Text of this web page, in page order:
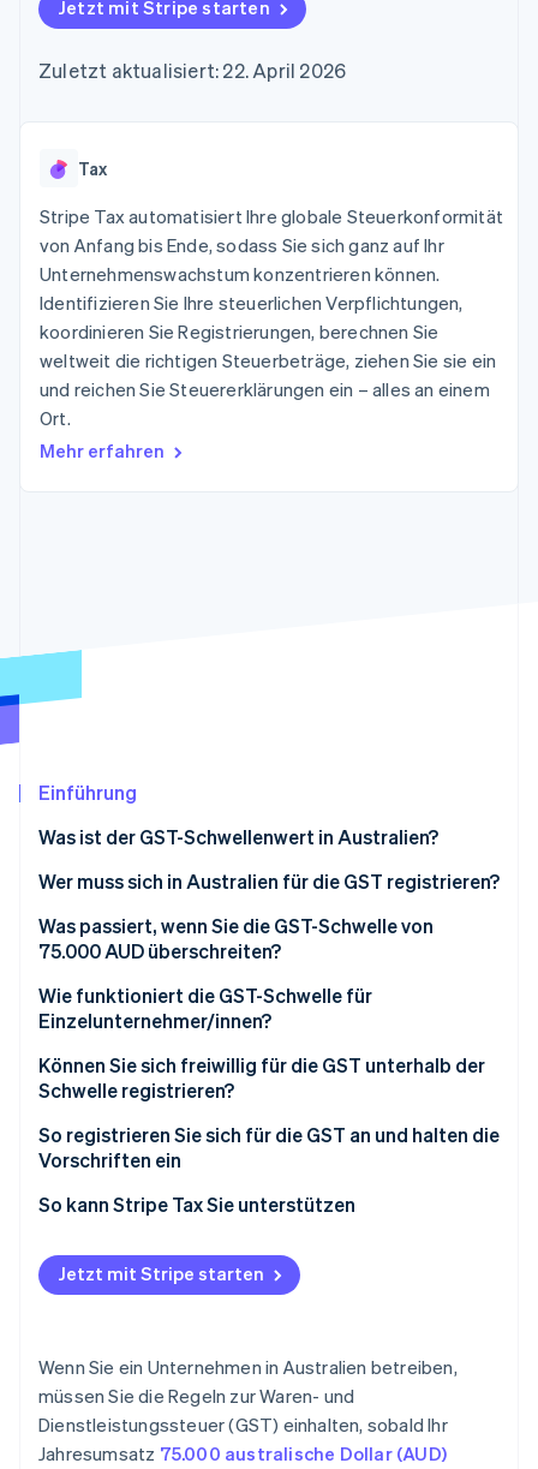
Zugriff auf mehr als
Terminal
Optimierung der
Autorisierungsraten
Link
Beschleunigter
Bezahlvorgang
Financial
Connections
Verbundene
Finanzdaten
Data Pipeline
Datensynchronisierung
Mehr
Product roadmap
Jetzt ansehen
Geldmanagement
SaaS
KI-Unternehmen
Creator Economy
Gaming
Bewirtung, Reisen und
Freizeit
Versicherungen
Medien und
Unterhaltung
Gemeinnützige
Organisationen
Öffentlicher Sektor
Marktplatz auf
Abonnementverwaltung
nutzungsbasierte
geht´s
Bereitstellung und
Verwaltung von
Diensten mit Agenten
Ressourcen
Code-Beispiele
API-Status
Produkt-Roadmap
Karriere
Stripe Press
Kontakt
Sales-Team
kontaktieren
Partner werden
Jetzt mit Stripe starten
Zuletzt aktualisiert: 22. April 2026
Tax
Stripe Tax automatisiert Ihre globale Steuerkonformität
von Anfang bis Ende, sodass Sie sich ganz auf Ihr
Unternehmenswachstum konzentrieren können.
Identifizieren Sie Ihre steuerlichen Verpflichtungen,
koordinieren Sie Registrierungen, berechnen Sie
weltweit die richtigen Steuerbeträge, ziehen Sie sie ein
und reichen Sie Steuererklärungen ein – alles an einem
Ort.
Mehr erfahren
Einführung
Was ist der GST-Schwellenwert in Australien?
Wer muss sich in Australien für die GST registrieren?
Was passiert, wenn Sie die GST-Schwelle von
75.000 AUD überschreiten?
Wie funktioniert die GST-Schwelle für
Einzelunternehmer/innen?
Können Sie sich freiwillig für die GST unterhalb der
Schwelle registrieren?
So registrieren Sie sich für die GST an und halten die
Vorschriften ein
So kann Stripe Tax Sie unterstützen
Jetzt mit Stripe starten
Wenn Sie ein Unternehmen in Australien betreiben,
müssen Sie die Regeln zur Waren- und
Dienstleistungssteuer (GST) einhalten, sobald Ihr
Jahresumsatz 75.000 australische Dollar (AUD)